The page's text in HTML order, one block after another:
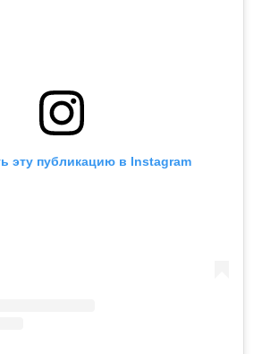
эту публикацию в Instagram